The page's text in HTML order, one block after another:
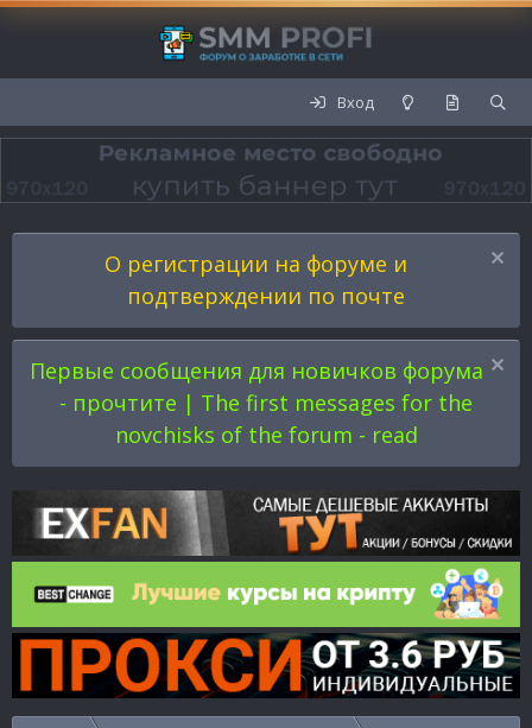
Вход
О регистрации на форуме и
подтверждении по почте
Первые сообщения для новичков форума
- прочтите | The first messages for the
novchisks of the forum - read